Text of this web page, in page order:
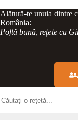
Alătură-te unuia dintre
România:
Poftă bună, rețete cu